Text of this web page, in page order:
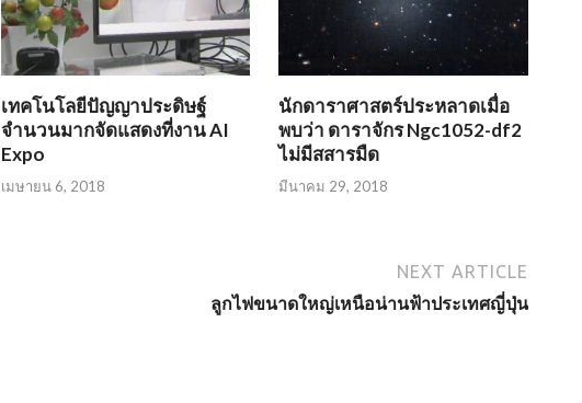
เทคโนโลยีปัญญาประดิษฐ์
จำนวนมากจัดแสดงที่งาน AI
Expo
เมษายน 6, 2018
นักดาราศาสตร์ประหลาดเมื่อ
พบว่า ดาราจักร Ngc1052-df2
ไม่มีสสารมืด
มีนาคม 29, 2018
NEXT ARTICLE
ลูกไฟขนาดใหญ่เหนือน่านฟ้าประเทศญี่ปุ่น